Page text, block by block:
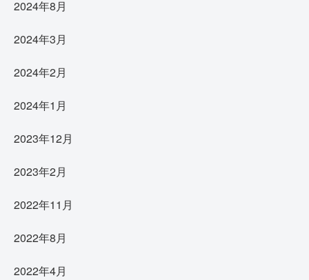
2024年8月
2024年3月
2024年2月
2024年1月
2023年12月
2023年2月
2022年11月
2022年8月
2022年4月